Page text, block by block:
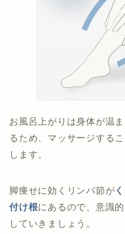
お風呂上がりは身体が温
るため、マッサージする
します。
脚痩せに効くリンパ節が
付け根にあるので、意識
していきましょう。